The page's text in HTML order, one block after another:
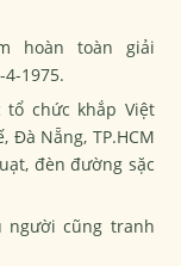
hoàn toàn giải
1975.
chức khắp Việt
Đà Nẵng, TP.HCM
đèn đường sặc
người cũng tranh